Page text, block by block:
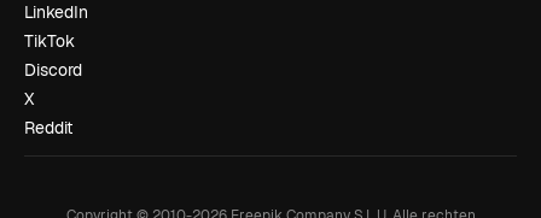
LinkedIn
TikTok
Discord
X
Reddit